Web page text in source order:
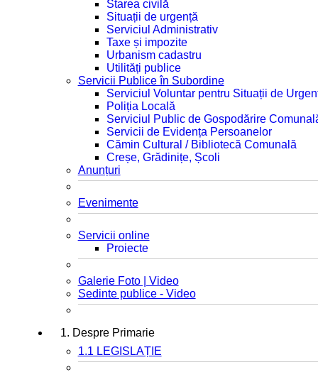
Starea civilă
Situații de urgență
Serviciul Administrativ
Taxe și impozite
Urbanism cadastru
Utilități publice
Servicii Publice în Subordine
Serviciul Voluntar pentru Situații de
Poliția Locală
Serviciul Public de Gospodărire
Servicii de Evidența Persoanelor
Cămin Cultural / Bibliotecă Comunală
Creșe, Grădinițe, Școli
Anunțuri
Evenimente
Servicii online
Proiecte
Galerie Foto | Video
Sedinte publice - Video
1. Despre Primarie
1.1 LEGISLAȚIE